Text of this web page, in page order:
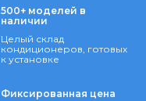
500+ моделей в
наличии
Целый склад
кондиционеров, готовых
к установке
Фиксированная цена